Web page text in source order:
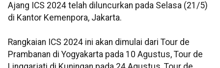
Ajang ICS 2024 telah diluncurkan pada Selasa (21/5)
di Kantor Kemenpora, Jakarta.
Rangkaian ICS 2024 ini akan dimulai dari Tour de
Prambanan di Yogyakarta pada 10 Agustus, Tour de